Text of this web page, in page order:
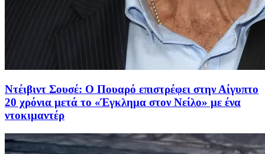
Ντέιβιντ Σουσέ: Ο Πουαρό επιστρέφει στην Αίγυπτο
20 χρόνια μετά το «Έγκλημα στον Νείλο» με ένα
ντοκιμαντέρ